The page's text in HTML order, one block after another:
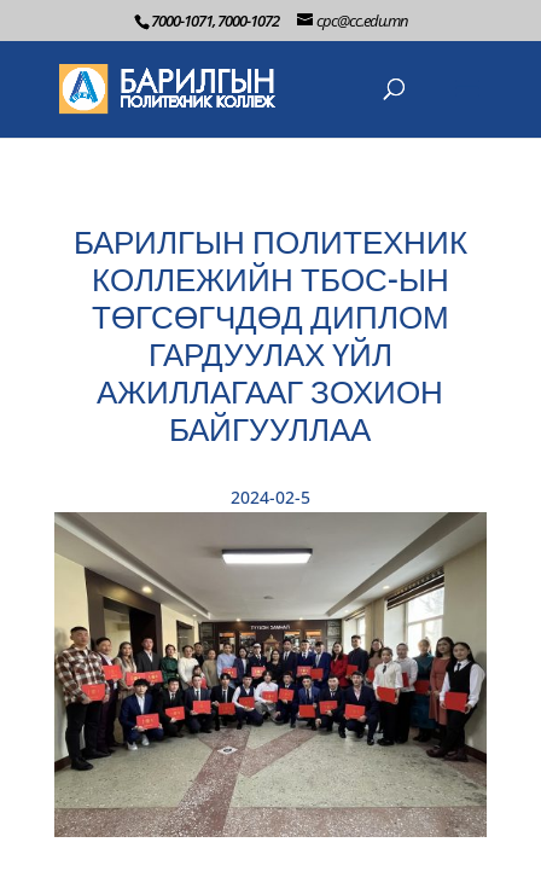
7000-1071, 7000-1072 cpc@cc.edu.mn
БАРИЛГЫН ПОЛИТЕХНИК
КОЛЛЕЖИЙН ТБОС-ЫН
ТӨГСӨГЧДӨД ДИПЛОМ
ГАРДУУЛАХ ҮЙЛ
АЖИЛЛАГААГ ЗОХИОН
БАЙГУУЛЛАА
2024-02-5